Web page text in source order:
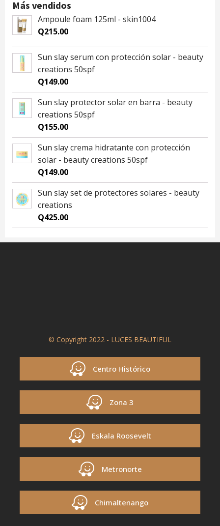
Más vendidos
Ampoule foam 125ml - skin1004
Q215.00
Sun slay serum con protección solar - beauty
creations 50spf
Q149.00
Sun slay protector solar en barra - beauty
creations 50spf
Q155.00
Sun slay crema hidratante con protección
solar - beauty creations 50spf
Q149.00
Sun slay set de protectores solares - beauty
creations
Q425.00
© Copyright 2022 - LUCES BEAUTIFUL
Centro Histórico
Zona 3
Eskala Roosevelt
Metronorte
Chimaltenango